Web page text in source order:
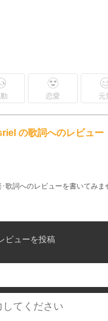
恋愛 元
の歌詞へのレビュー
･歌詞へのレビューを書いてみま
ビューを投稿